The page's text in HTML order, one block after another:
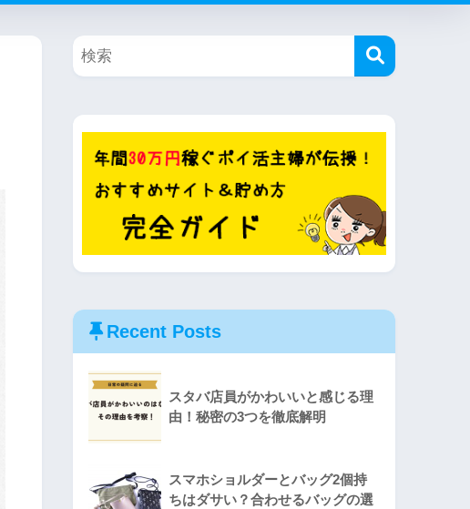
Recent Posts
スタバ店員がかわいいと感じる理
由！秘密の3つを徹底解明
スマホショルダーとバッグ2個持
ちはダサい？合わせるバッグの選